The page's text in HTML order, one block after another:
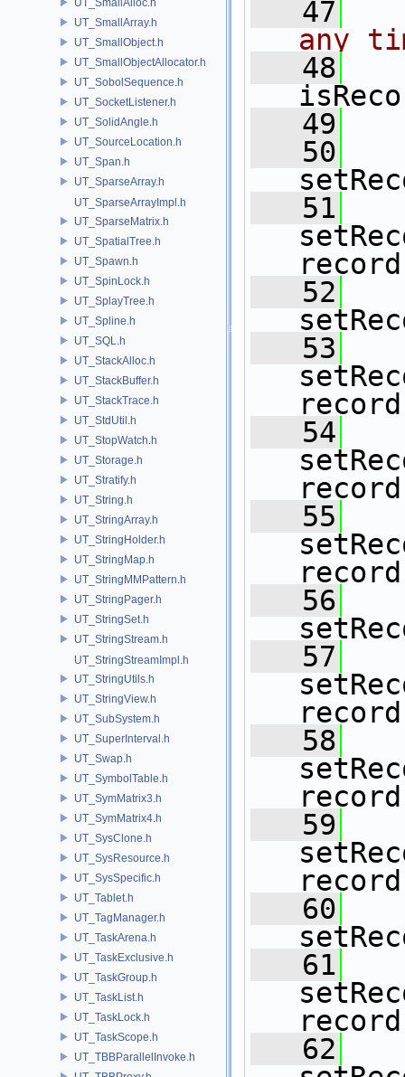
UT_SmallArray.h
UT_SmallObject.h
UT_SmallObjectAllocator.h
UT_SobolSequence.h
UT_SocketListener.h
UT_SolidAngle.h
UT_SourceLocation.h
UT_Span.h
UT_SparseArray.h
UT_SparseArrayImpl.h
UT_SparseMatrix.h
UT_SpatialTree.h
UT_Spawn.h
UT_SpinLock.h
UT_SplayTree.h
UT_Spline.h
UT_SQL.h
UT_StackAlloc.h
UT_StackBuffer.h
UT_StackTrace.h
UT_StdUtil.h
UT_StopWatch.h
UT_Storage.h
UT_Stratify.h
UT_String.h
UT_StringArray.h
UT_StringHolder.h
UT_StringMap.h
UT_StringMMPattern.h
UT_StringPager.h
UT_StringSet.h
UT_StringStream.h
UT_StringStreamImpl.h
UT_StringUtils.h
UT_StringView.h
UT_SubSystem.h
UT_SuperInterval.h
UT_Swap.h
UT_SymbolTable.h
UT_SymMatrix3.h
UT_SymMatrix4.h
UT_SysClone.h
UT_SysResource.h
UT_SysSpecific.h
UT_Tablet.h
UT_TagManager.h
UT_TaskArena.h
UT_TaskExclusive.h
UT_TaskGroup.h
UT_TaskList.h
UT_TaskLock.h
UT_TaskScope.h
UT_TBBParallelInvoke.h
   47
any
   48
   49
   50
   51
   52
   53
   54
   55
   56
   57
   58
   59
   60
   61
   62